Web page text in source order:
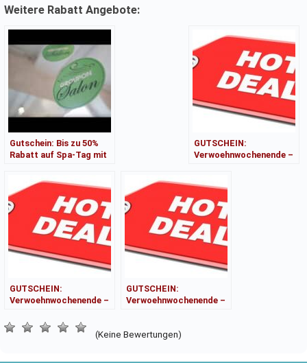
Weitere Rabatt Angebote:
Gutschein: Bis zu 50%
Rabatt auf Spa-Tag mit
GUTSCHEIN:
Verwoehnwochenende –
– Erlebnis für Frauen
GUTSCHEIN:
Verwoehnwochenende –
GUTSCHEIN:
Verwoehnwochenende –
(Keine Bewertungen)